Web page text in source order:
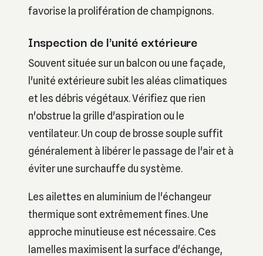
favorise la prolifération de champignons.
Inspection de l'unité extérieure
Souvent située sur un balcon ou une façade,
l'unité extérieure subit les aléas climatiques
et les débris végétaux. Vérifiez que rien
n'obstrue la grille d'aspiration ou le
ventilateur. Un coup de brosse souple suffit
généralement à libérer le passage de l'air et à
éviter une surchauffe du système.
Les ailettes en aluminium de l'échangeur
thermique sont extrêmement fines. Une
approche minutieuse est nécessaire. Ces
lamelles maximisent la surface d'échange,